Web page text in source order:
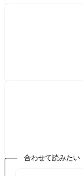
合わせて読みたい